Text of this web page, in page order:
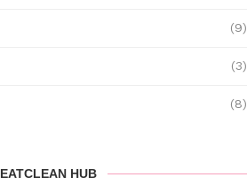
(9)
(3)
(8)
EATCLEAN HUB